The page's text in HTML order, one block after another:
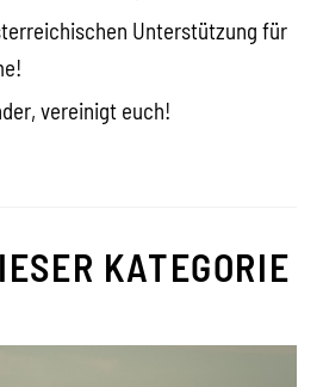
Unterstützung für
vereinigt euch!
KATEGORIE